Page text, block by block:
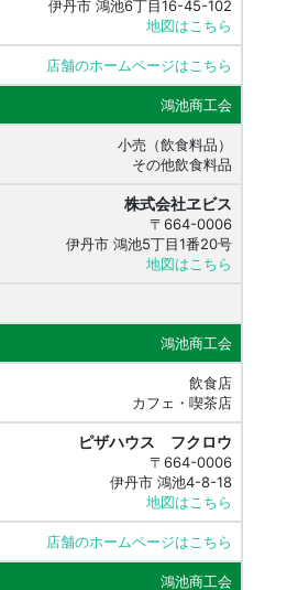
伊丹市 鴻池6丁目16-45-102
地図はこちら
店舗のホームページはこちら
鴻池商工会
小売（飲食料品）
その他飲食料品
株式会社ヱビス
〒664-0006
伊丹市 鴻池5丁目1番20号
地図はこちら
鴻池商工会
飲食店
カフェ・喫茶店
ピザハウス フクロウ
〒664-0006
伊丹市 鴻池4-8-18
地図はこちら
店舗のホームページはこちら
鴻池商工会